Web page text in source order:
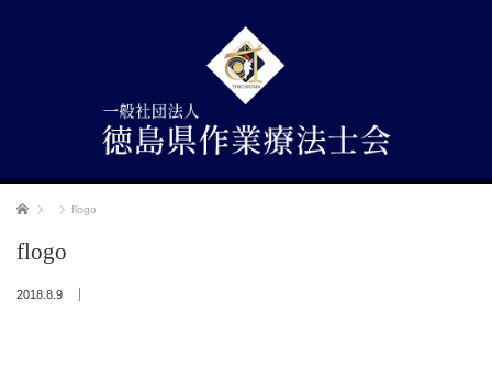
ホーム flogo
flogo
2018.8.9